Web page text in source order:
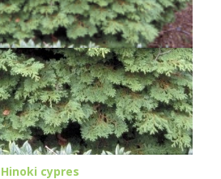
Hinoki cypres